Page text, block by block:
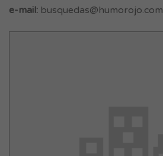
e-mail: busquedas@humorojo.com